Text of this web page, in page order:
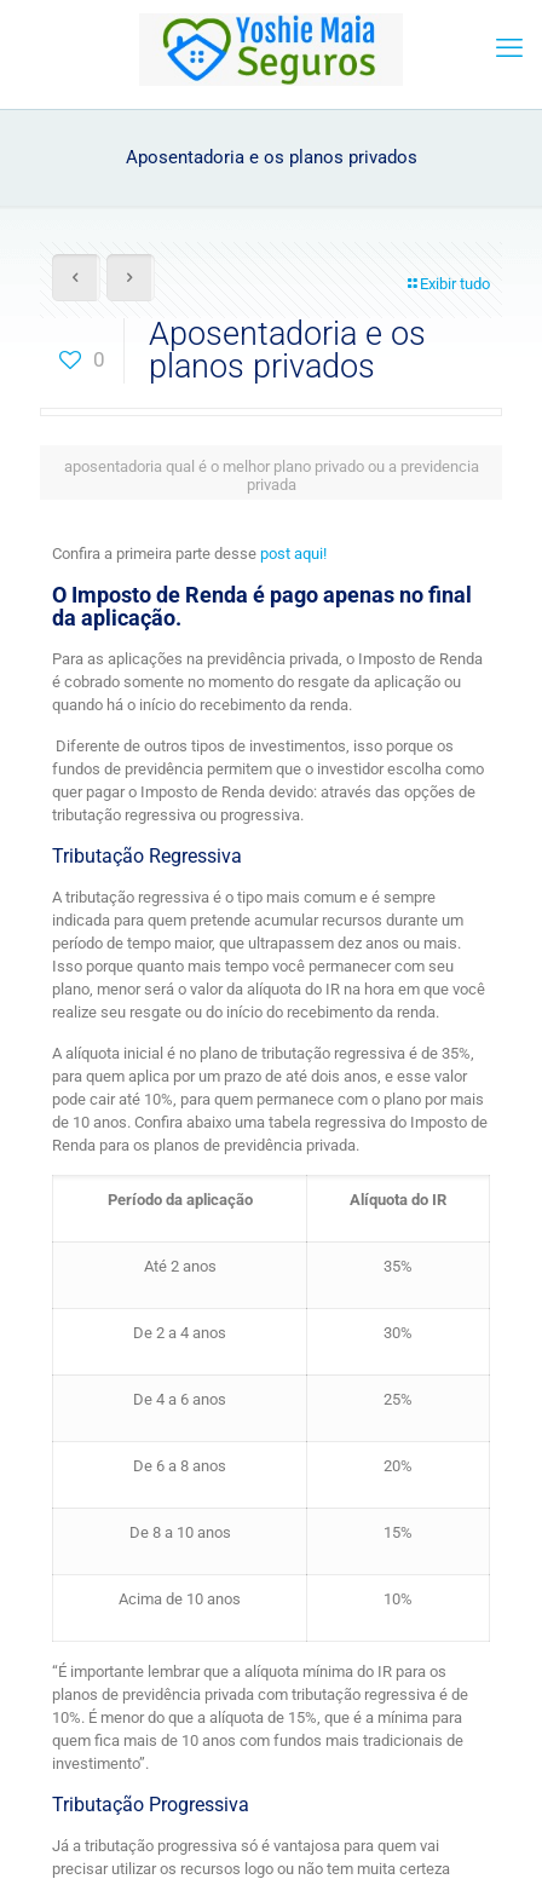
Aposentadoria e os planos privados
Exibir tudo
0
Aposentadoria e os
planos privados
aposentadoria qual é o melhor plano privado ou a previdencia
privada
Confira a primeira parte desse post aqui!
O Imposto de Renda é pago apenas no final
da aplicação.
Para as aplicações na previdência privada, o Imposto de Renda
é cobrado somente no momento do resgate da aplicação ou
quando há o início do recebimento da renda.
Diferente de outros tipos de investimentos, isso porque os
fundos de previdência permitem que o investidor escolha como
quer pagar o Imposto de Renda devido: através das opções de
tributação regressiva ou progressiva.
Tributação Regressiva
A tributação regressiva é o tipo mais comum e é sempre
indicada para quem pretende acumular recursos durante um
período de tempo maior, que ultrapassem dez anos ou mais.
Isso porque quanto mais tempo você permanecer com seu
plano, menor será o valor da alíquota do IR na hora em que você
realize seu resgate ou do início do recebimento da renda.
A alíquota inicial é no plano de tributação regressiva é de 35%,
para quem aplica por um prazo de até dois anos, e esse valor
pode cair até 10%, para quem permanece com o plano por mais
de 10 anos. Confira abaixo uma tabela regressiva do Imposto de
Renda para os planos de previdência privada.
Período da aplicação Alíquota do IR
Até 2 anos 35%
De 2 a 4 anos 30%
De 4 a 6 anos 25%
De 6 a 8 anos 20%
De 8 a 10 anos 15%
Acima de 10 anos 10%
“É importante lembrar que a alíquota mínima do IR para os
planos de previdência privada com tributação regressiva é de
10%. É menor do que a alíquota de 15%, que é a mínima para
quem fica mais de 10 anos com fundos mais tradicionais de
investimento”.
Tributação Progressiva
Já a tributação progressiva só é vantajosa para quem vai
precisar utilizar os recursos logo ou não tem muita certeza